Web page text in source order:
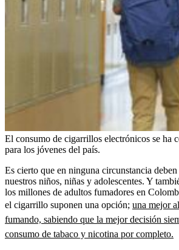
El consumo de cigarrillos electrónicos se ha
para los jóvenes del país.
Es cierto que en ninguna circunstancia deben
nuestros niños, niñas y adolescentes. Y
los millones de adultos fumadores en
el cigarrillo suponen una opción; una mejor
fumando, sabiendo que la mejor decisión
consumo de tabaco y nicotina por completo.